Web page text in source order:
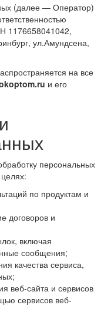
(далее — Оператор)
1176658041042,
ул.Амундсена,
на все
и его
персональных
по продуктам и
договоров и
включая
сообщения;
качества сервиса,
веб-сайта и сервисов
сервисов веб-